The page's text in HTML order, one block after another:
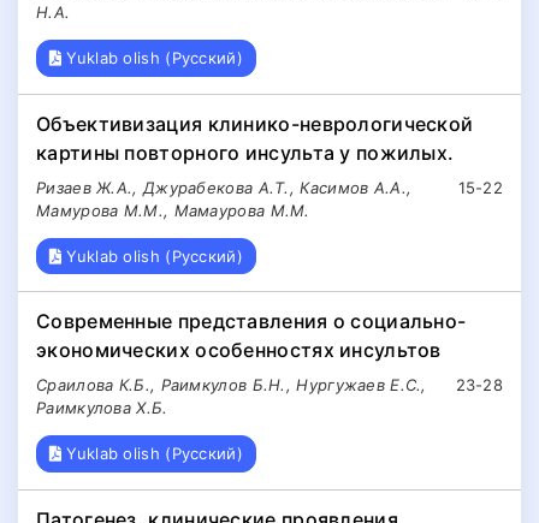
Н.А.
Yuklab olish (Русский)
Объективизация клинико-неврологической
картины повторного инсульта у пожилых.
15-22
Ризаев Ж.А., Джурабекова А.Т., Касимов А.А.,
Мамурова М.М., Мамаурова М.М.
Yuklab olish (Русский)
Современные представления о социально-
экономических особенностях инсультов
23-28
Сраилова К.Б., Раимкулов Б.Н., Нургужаев Е.С.,
Раимкулова Х.Б.
Yuklab olish (Русский)